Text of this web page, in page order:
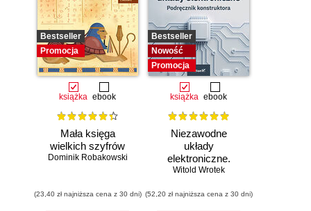
Bestseller
Promocja
książka ebook
Mała księga
wielkich szyfrów
Dominik Robakowski
(23,40 zł najniższa cena z 30 dni)
Bestseller
Nowość
Promocja
książka ebook
Niezawodne
układy
elektroniczne.
Podręcznik
Witold Wrotek
(52,20 zł najniższa cena z 30 dni)